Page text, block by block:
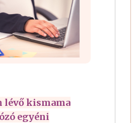
lévő kismama
egyéni